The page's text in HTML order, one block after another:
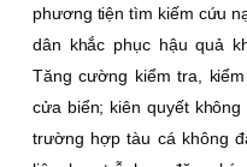
phương tiện tìm kiếm cứu
dân khắc phục hậu quả
Tăng cường kiểm tra,
cửa biển; kiên quyết
trường hợp tàu cá không